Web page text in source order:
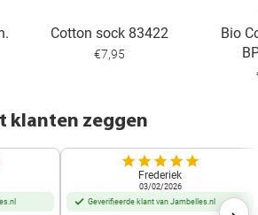
Cotton sock 83422
€7,95
Bio
klanten zeggen
Frederiek
03/02/2026
Geverifieerde klant van Jambelles.nl